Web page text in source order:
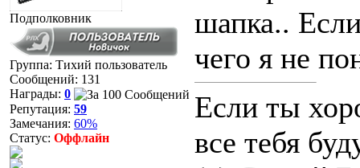
Подполковник
Группа: Тихий пользователь
Сообщений: 131
Награды: 0
Репутация: 59
Замечания: 60%
Статус: Оффлайн
шапка..
чего я не
Если ты
все тебя